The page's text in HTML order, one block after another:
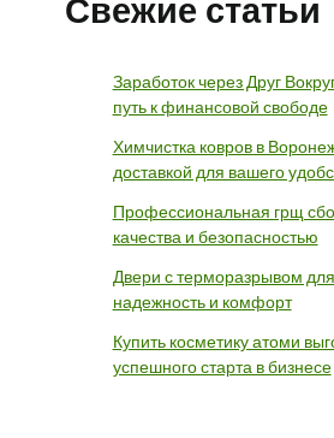
Свежие статьи
Заработок через Друг
путь к финансовой свободе
Химчистка ковров в
доставкой для вашего
Профессиональная грщ
качества и безопасностью
Двери с терморазрывом
надежность и комфорт
Купить косметику атоми
успешного старта в бизнесе